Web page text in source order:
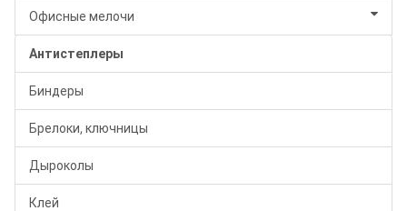
Офисные мелочи
Антистеплеры
Биндеры
Брелоки, ключницы
Дыроколы
Клей